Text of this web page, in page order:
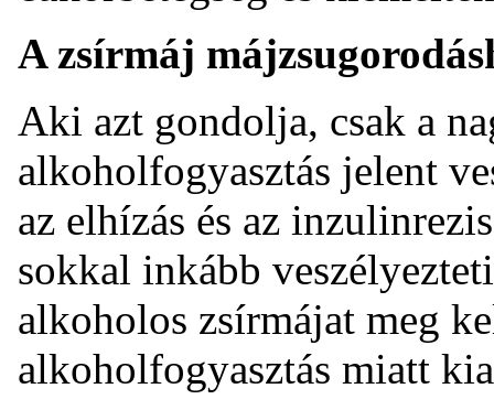
A zsírmáj
Aki azt gondolja, csak a
alkoholfogyasztás jelent
az elhízás és az
sokkal inkább
alkoholos zsírmájat meg
alkoholfogyasztás miatt